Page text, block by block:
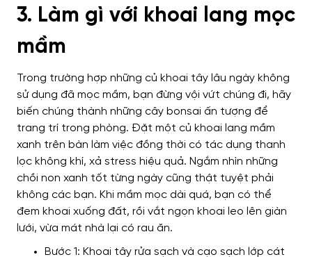
3. Làm gì với khoai lang mọc
mầm
Trong trường hợp những củ khoai tây lâu ngày không
sử dụng đã mọc mầm, bạn đừng vội vứt chúng đi, hãy
biến chúng thành những cây bonsai ấn tượng để
trang trí trong phòng. Đặt một củ khoai lang mầm
xanh trên bàn làm việc đồng thời có tác dụng thanh
lọc không khí, xả stress hiệu quả. Ngắm nhìn những
chồi non xanh tốt từng ngày cũng thật tuyệt phải
không các bạn. Khi mầm mọc dài quá, bạn có thể
đem khoai xuống đất, rồi vắt ngọn khoai leo lên giàn
lưới, vừa mát nhà lại có rau ăn.
Bước 1: Khoai tây rửa sạch và cạo sạch lớp cát